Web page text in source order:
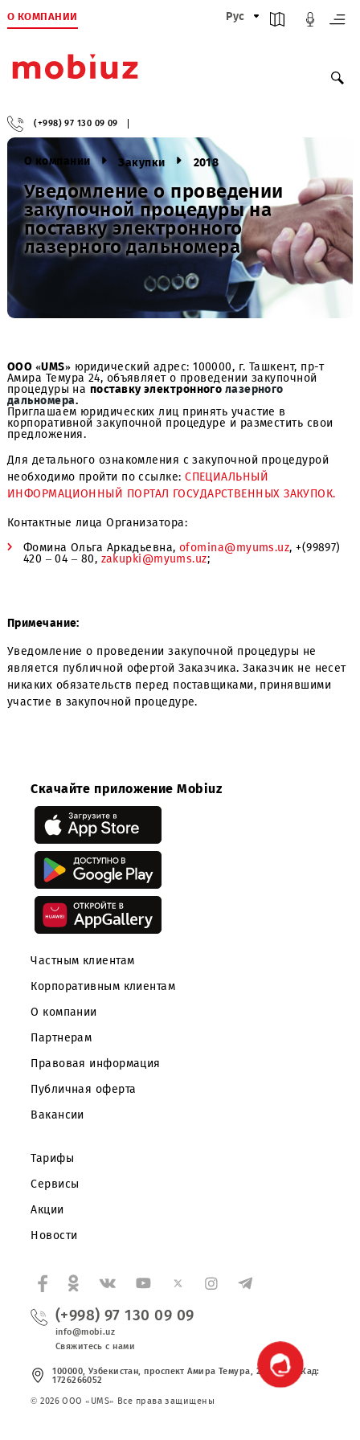
О КОМПАНИИ Рус
(+998) 97 130 09 09
О компании Закупки 2018
Уведомление о проведении
закупочной процедуры на
поставку электронного
лазерного дальномера
ООО «UMS» юридический адрес: 100000, г. Ташкент, пр-т
Амира Темура 24, объявляет о проведении закупочной
процедуры на
поставку электронного
дальномера
Приглашаем юридических лиц принять участие в
корпоративной закупочной процедуре и разместить
предложения.
необходимо пройти по ссылке:
ИНФОРМАЦИОННЫЙ ПОРТАЛ ГОСУДАРСТВЕННЫХ
420 – 04 – 80,
Примечание:
участие в закупочной процедуре.
Скачайте приложение Mobiuz
Частным клиентам
Корпоративным клиентам
Партнерам
Правовая информация
Публичная оферта
Вакансии
Тарифы
Сервисы
Акции
Новости